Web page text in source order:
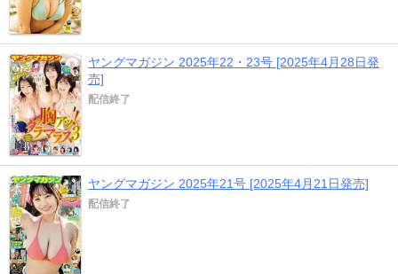
ヤングマガジン 2025年22・23号 [2025年4月28日発
売]
配信終了
ヤングマガジン 2025年21号 [2025年4月21日発売]
配信終了